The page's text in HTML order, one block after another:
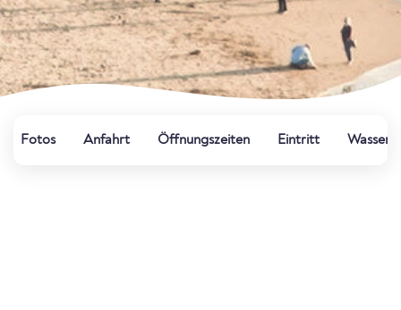
Fotos Anfahrt Öffnungszeiten Eintritt